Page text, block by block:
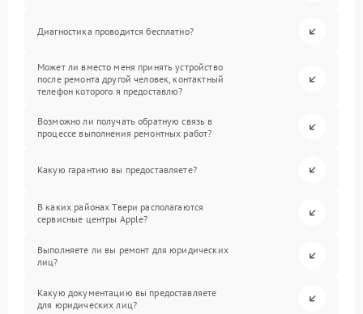
Диагностика проводится бесплатно?
Может ли вместо меня принять устройство
после ремонта другой человек, контактный
телефон которого я предоставлю?
Возможно ли получать обратную связь в
процессе выполнения ремонтных работ?
Какую гарантию вы предоставляете?
В каких районах Твери располагаются
сервисные центры Apple?
Выполняете ли вы ремонт для юридических
лиц?
Какую документацию вы предоставляете
для юридических лиц?